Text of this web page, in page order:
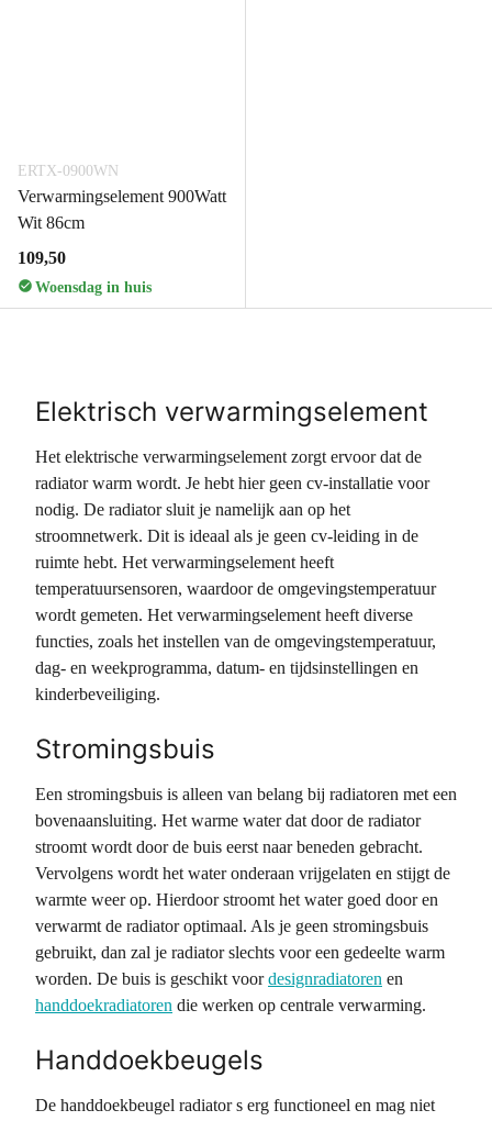
ERTX-0900WN
Verwarmingselement 900Watt
Wit 86cm
109,50
Woensdag in huis
Elektrisch verwarmingselement
Het elektrische verwarmingselement zorgt ervoor dat de
radiator warm wordt. Je hebt hier geen cv-installatie voor
nodig. De radiator sluit je namelijk aan op het
stroomnetwerk. Dit is ideaal als je geen cv-leiding in de
ruimte hebt. Het verwarmingselement heeft
temperatuursensoren, waardoor de omgevingstemperatuur
wordt gemeten. Het verwarmingselement heeft diverse
functies, zoals het instellen van de omgevingstemperatuur,
dag- en weekprogramma, datum- en tijdsinstellingen en
kinderbeveiliging.
Stromingsbuis
Een stromingsbuis is alleen van belang bij radiatoren met een
bovenaansluiting. Het warme water dat door de radiator
stroomt wordt door de buis eerst naar beneden gebracht.
Vervolgens wordt het water onderaan vrijgelaten en stijgt de
warmte weer op. Hierdoor stroomt het water goed door en
verwarmt de radiator optimaal. Als je geen stromingsbuis
gebruikt, dan zal je radiator slechts voor een gedeelte warm
worden. De buis is geschikt voordesignradiatoren en
handdoekradiatoren die werken op centrale verwarming.
Handdoekbeugels
De handdoekbeugel radiator s erg functioneel en mag niet